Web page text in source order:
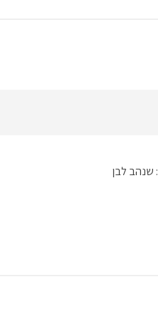
: שנהב לבן